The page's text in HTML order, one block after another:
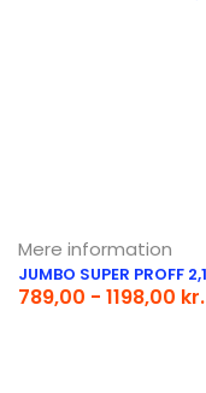
Mere information
JUMBO SUPER PROFF
789,00 - 1198,00 kr.